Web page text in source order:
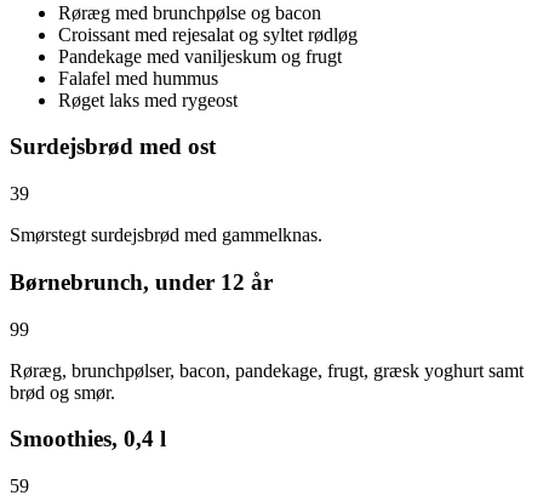
Røræg med brunchpølse og bacon
Croissant med rejesalat og syltet rødløg
Pandekage med vaniljeskum og frugt
Falafel med hummus
Røget laks med rygeost
Surdejsbrød med ost
39
Smørstegt surdejsbrød med gammelknas.
Børnebrunch, under 12 år
99
Røræg, brunchpølser, bacon, pandekage, frugt, græsk yoghurt samt
brød og smør.
Smoothies, 0,4 l
59